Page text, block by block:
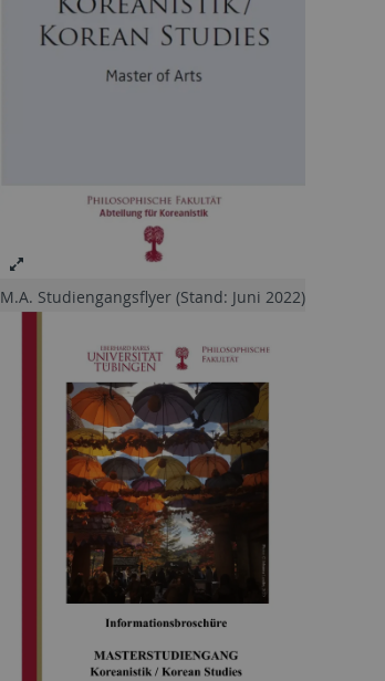
M.A. Studiengangsflyer (Stand: Juni 2022)